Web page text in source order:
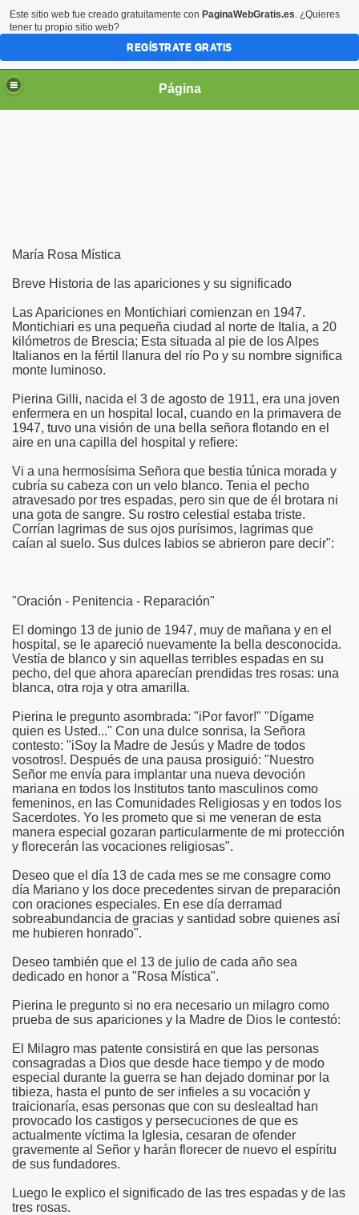
Página
María Rosa Mística
Breve Historia de las apariciones y su significado
Las Apariciones en Montichiari comienzan en 1947.
Montichiari es una pequeña ciudad al norte de Italia, a 20
kilómetros de Brescia; Esta situada al pie de los Alpes
Italianos en la fértil llanura del río Po y su nombre significa
monte luminoso.
Pierina Gilli, nacida el 3 de agosto de 1911, era una joven
enfermera en un hospital local, cuando en la primavera de
1947, tuvo una visión de una bella señora flotando en el
aire en una capilla del hospital y refiere:
Vi a una hermosísima Señora que bestia túnica morada y
cubría su cabeza con un velo blanco. Tenia el pecho
atravesado por tres espadas, pero sin que de él brotara ni
una gota de sangre. Su rostro celestial estaba triste.
Corrían lagrimas de sus ojos purísimos, lagrimas que
caían al suelo. Sus dulces labios se abrieron pare decir":
"Oración - Penitencia - Reparación"
El domingo 13 de junio de 1947, muy de mañana y en el
hospital, se le apareció nuevamente la bella desconocida.
Vestía de blanco y sin aquellas terribles espadas en su
pecho, del que ahora aparecían prendidas tres rosas: una
blanca, otra roja y otra amarilla.
Pierina le pregunto asombrada: "iPor favor!" "Dígame
quien es Usted..." Con una dulce sonrisa, la Señora
contesto: "iSoy la Madre de Jesús y Madre de todos
vosotros!. Después de una pausa prosiguió: "Nuestro
Señor me envía para implantar una nueva devoción
mariana en todos los Institutos tanto masculinos como
femeninos, en las Comunidades Religiosas y en todos los
Sacerdotes. Yo les prometo que si me veneran de esta
manera especial gozaran particularmente de mi protección
y florecerán las vocaciones religiosas".
Deseo que el día 13 de cada mes se me consagre como
día Mariano y los doce precedentes sirvan de preparación
con oraciones especiales. En ese día derramad
sobreabundancia de gracias y santidad sobre quienes así
me hubieren honrado".
Deseo también que el 13 de julio de cada año sea
dedicado en honor a "Rosa Mística".
Pierina le pregunto si no era necesario un milagro como
prueba de sus apariciones y la Madre de Dios le contestó:
El Milagro mas patente consistirá en que las personas
consagradas a Dios que desde hace tiempo y de modo
especial durante la guerra se han dejado dominar por la
tibieza, hasta el punto de ser infieles a su vocación y
traicionaría, esas personas que con su deslealtad han
provocado los castigos y persecuciones de que es
actualmente víctima la Iglesia, cesaran de ofender
gravemente al Señor y harán florecer de nuevo el espíritu
de sus fundadores.
Luego le explico el significado de las tres espadas y de las
tres rosas.
chino
Este sitio web fue creado gratuitamente con PaginaWebGratis.es. ¿Quieres
tener tu propio sitio web?
REGÍSTRATE GRATIS